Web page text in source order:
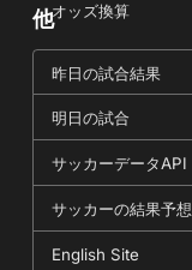
オッズ換算
他
昨日の試合結果
明日の試合
サッカーデータAPI
サッカーの結果予想
English Site